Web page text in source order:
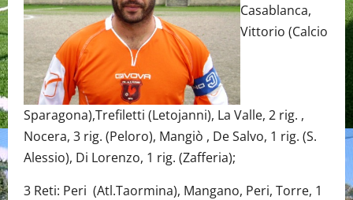
Casablanca,
Vittorio (Calcio
Sparagona),Trefiletti (Letojanni), La Valle, 2 rig. ,
Nocera, 3 rig. (Peloro), Mangiò , De Salvo, 1 rig. (S.
Alessio), Di Lorenzo, 1 rig. (Zafferia);
3 Reti: Peri (Atl.Taormina), Mangano, Peri, Torre, 1